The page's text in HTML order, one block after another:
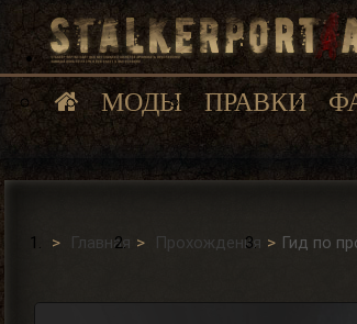
МОДЫ ПРАВКИ
Главная Прохождения Гид по